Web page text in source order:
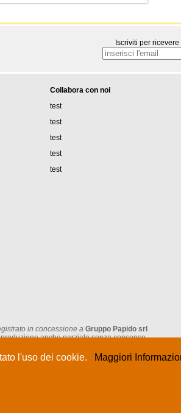
Iscriviti per
Collabora con noi
test
test
test
test
test
in concessione a Gruppo Papido srl
anche parziale senza consenso.
P.IVA: IT 05474930962
l'uso dei cookie. Maggiori